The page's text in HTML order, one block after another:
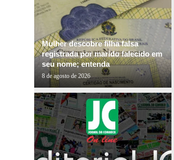
Mulher descobre filha falsa
registrada por marido falecido em
seu nome; entenda
8 de agosto de 2026